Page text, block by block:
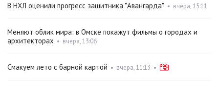
В НХЛ оценили прогресс защитника "Авангарда" • вчера, 15:11
Меняют облик мира: в Омске покажут фильмы о городах и
архитекторах • вчера, 13:06
Смакуем лето с барной картой • вчера, 11:13 •